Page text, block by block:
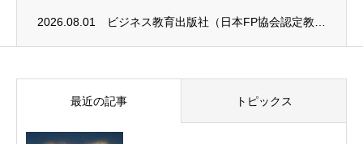
2026.08.01
最近の記事 トピックス